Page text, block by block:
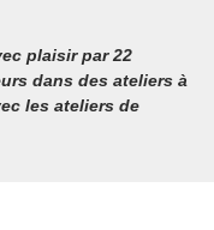
plaisir par 22
dans des ateliers à
les ateliers de